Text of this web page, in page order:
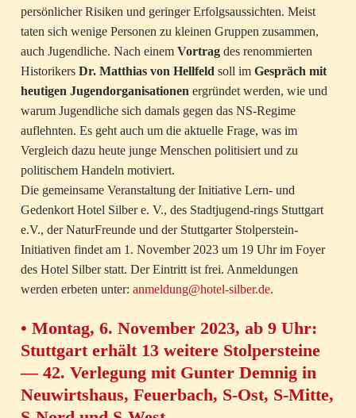
persönlicher Risiken und geringer Erfolgsaussichten. Meist
taten sich wenige Personen zu kleinen Gruppen zusammen,
auch Jugendliche. Nach einem Vortrag des renommierten
Historikers Dr. Matthias von Hellfeld soll im Gespräch mit
heutigen Jugendorganisationen ergründet werden, wie und
warum Jugendliche sich damals gegen das NS-Regime
auflehnten. Es geht auch um die aktuelle Frage, was im
Vergleich dazu heute junge Menschen politisiert und zu
politischem Handeln motiviert.
Die gemeinsame Veranstaltung der Initiative Lern- und
Gedenkort Hotel Silber e. V., des Stadtjugend-rings Stuttgart
e.V., der NaturFreunde und der Stuttgarter Stolperstein-
Initiativen findet am 1. November 2023 um 19 Uhr im Foyer
des Hotel Silber statt. Der Eintritt ist frei. Anmeldungen
werden erbeten unter: anmeldung@hotel-silber.de.
• Montag, 6. November 2023, ab 9 Uhr:
Stuttgart erhält 13 weitere Stolpersteine
— 42. Verlegung mit Gunter Demnig in
Neuwirtshaus, Feuerbach, S-Ost, S-Mitte,